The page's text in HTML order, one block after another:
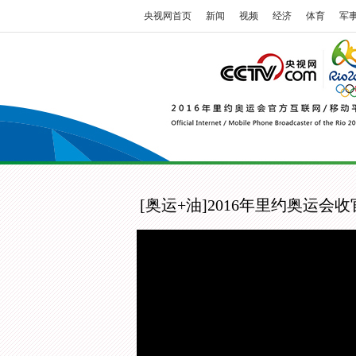
央视网首页 新闻 视频 经济 体育 军
[奥运+油]2016年里约奥运会